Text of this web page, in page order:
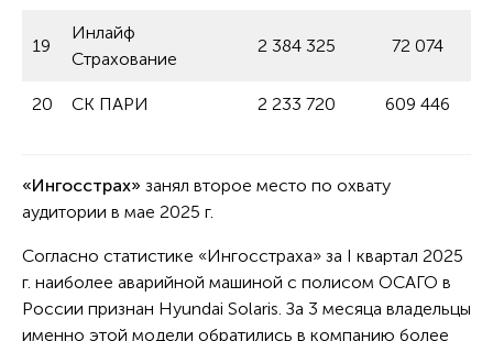
19
Инлайф
Страхование
2 384 325 72 074
20 СК ПАРИ 2 233 720 609 446
«Ингосстрах» занял второе место по охвату
аудитории в мае 2025 г.
Согласно статистике «Ингосстраха» за I квартал 2025
г. наиболее аварийной машиной с полисом ОСАГО в
России признан Hyundai Solaris. За 3 месяца владельцы
именно этой модели обратились в компанию более